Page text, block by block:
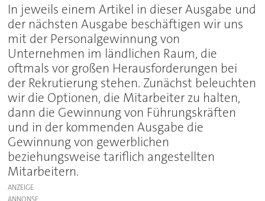
In jeweils einem Artikel in dieser Ausgabe und
der nächsten Ausgabe beschäftigen wir uns
mit der Personalgewinnung von
Unternehmen im ländlichen Raum, die
oftmals vor großen Herausforderungen bei
der Rekrutierung stehen. Zunächst beleuchten
wir die Optionen, die Mitarbeiter zu halten,
dann die Gewinnung von Führungskräften
und in der kommenden Ausgabe die
Gewinnung von gewerblichen
beziehungsweise tariflich angestellten
Mitarbeitern.
ANZEIGE